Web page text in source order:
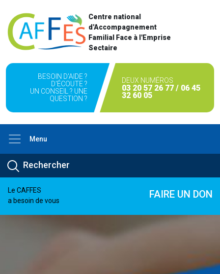
Centre national
d'Accompagnement
Familial Face à l'Emprise
Sectaire
BESOIN D'AIDE ?
D'ÉCOUTE ?
UN CONSEIL ? UNE
QUESTION ?
DEUX NUMÉROS
03 20 57 26 77 / 06 45
32 60 05
Menu
Le CAFFES
a besoin de vous
FAIRE UN DON